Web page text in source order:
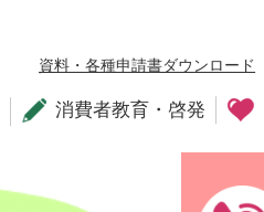
資料・各種申請書ダウンロード
消費者教育・啓発